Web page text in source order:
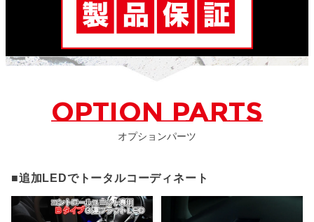
OPTION PARTS
オプションパーツ
■追加LEDでトータルコーディネート